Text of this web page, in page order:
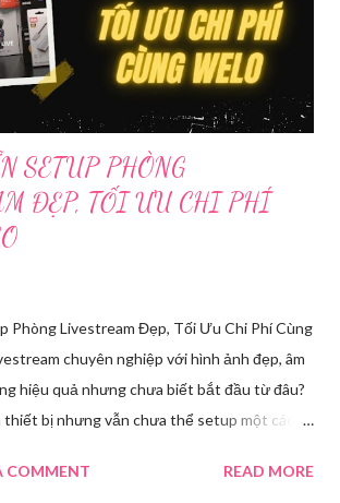
đã tham gia tổ chức livestream nội dung
đích thu lợi. Các đối tượng liên quan gồm
SETUP PHÒNG
ĐẸP, TỐI ƯU CHI PHÍ
Phòng Livestream Đẹp, Tối Ưu Chi Phí Cùng
chuyên nghiệp với hình ảnh đẹp, âm
hiệu quả nhưng chưa biết bắt đầu từ đâu?
thiết bị nhưng vẫn chưa thể setup một cách
pháp toàn diện dành cho bạn. Welo sẽ
COMMENT READ MORE